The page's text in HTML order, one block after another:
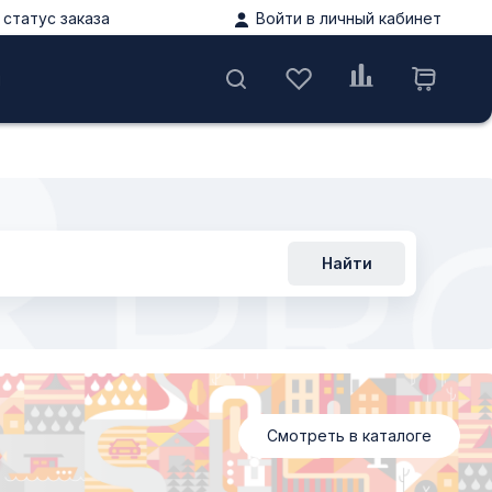
заказа Войти в личный кабинет
Найти
Смотреть в каталоге